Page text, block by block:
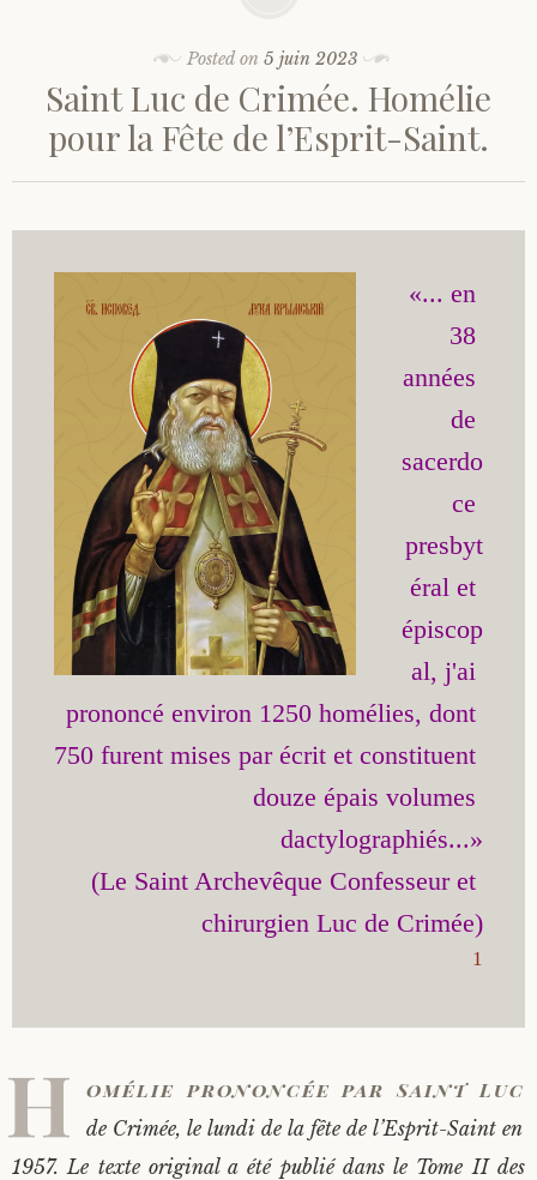
Posted on 5 juin 2023
Saint Luc de Crimée. Homélie
pour la Fête de l’Esprit-Saint.
«... en
38
années
de
sacerdo
ce
presbyt
éral et
épiscop
al, j'ai
prononcé environ 1250 homélies, dont
750 furent mises par écrit et constituent
douze épais volumes
dactylographiés...»
(Le Saint Archevêque Confesseur et
chirurgien Luc de Crimée)
1
H omélie prononcée par Saint Luc
de Crimée, le lundi de la fête de l’Esprit-Saint en
1957. Le texte original a été publié dans le Tome II des